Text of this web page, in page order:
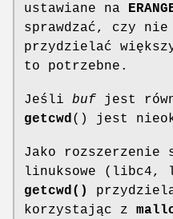
ustawiane na
sprawdzać, czy
przydzielać
to potrzebne.
Jeśli buf jest
getcwd () jest
Jako rozszerzenie
linuksowe (libc4,
getcwd()
korzystając z